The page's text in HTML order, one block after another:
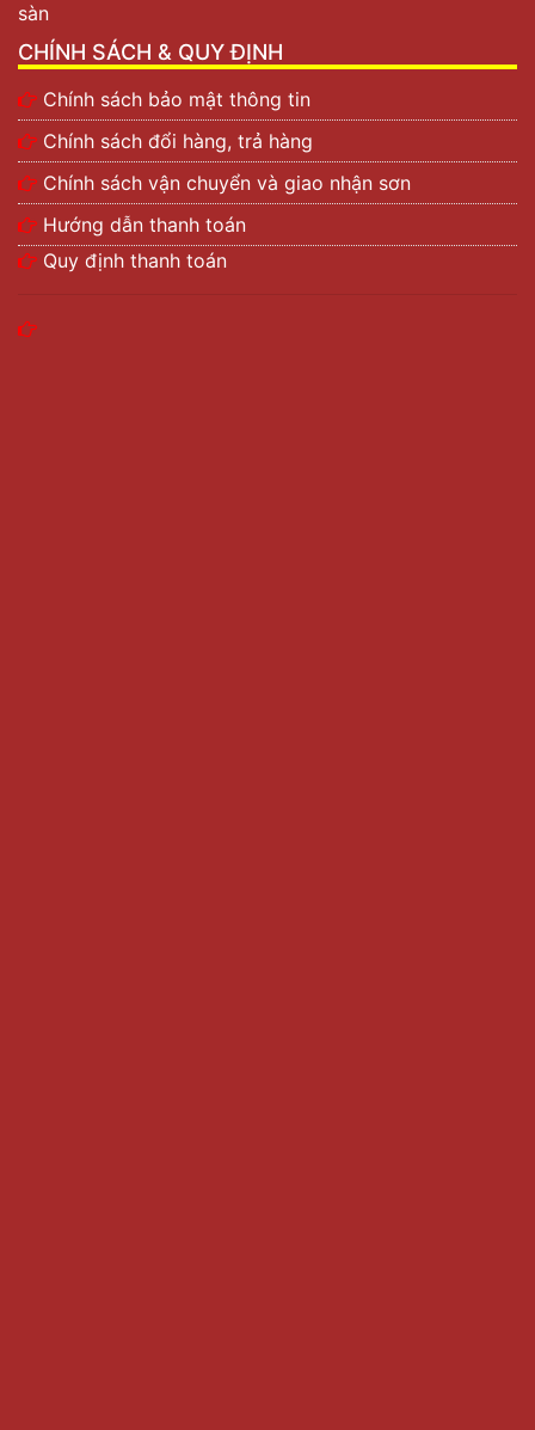
sàn
CHÍNH SÁCH & QUY ĐỊNH
Chính sách bảo mật thông tin
Chính sách đổi hàng, trả hàng
Chính sách vận chuyển và giao nhận sơn
Hướng dẫn thanh toán
Quy định thanh toán